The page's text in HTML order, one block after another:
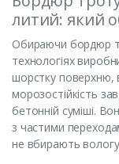
литий: який
Обираючи бордюр
технологіях
шорстку поверхню,
морозостійкість
бетонній суміші.
з частими
не вбирають